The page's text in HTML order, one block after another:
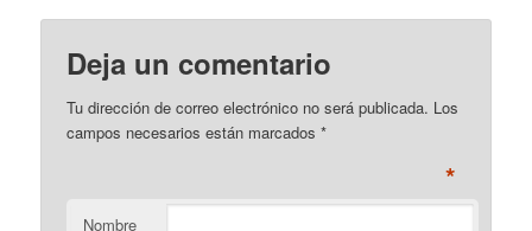
Deja un comentario
Tu dirección de correo electrónico no será publicada. Los
campos necesarios están marcados*
Nombre
*